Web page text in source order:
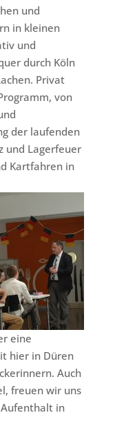
und
in kleinen
und
durch Köln
Privat
von
der laufenden
und Lagerfeuer
Kartfahren in
eine
hier in Düren
Auch
freuen wir uns
in